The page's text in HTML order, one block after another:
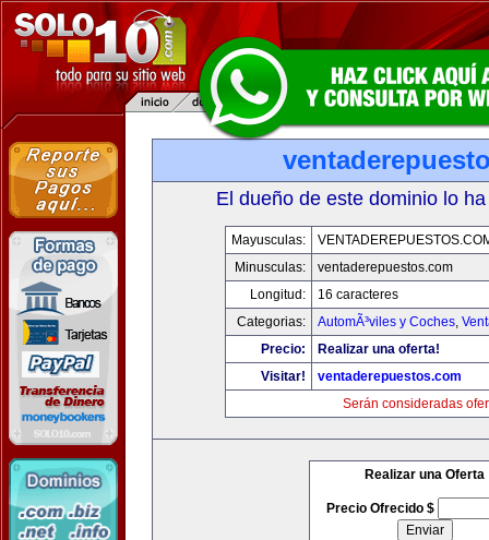
El dueño de este dominio lo
Mayusculas:
Minusculas:
ventaderepuestos.com
Longitud:
16 caracteres
Categorias:
AutomÃ³viles y Coches,
Precio:
Realizar una oferta!
Visitar!
ventaderepuestos.com
Serán consideradas
Realizar una Oferta
Precio Ofrecido $